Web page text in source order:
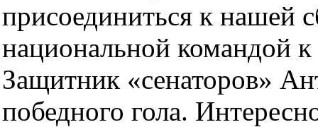
присоединиться к нашей
национальной командой
Защитник «сенаторов»
победного гола.